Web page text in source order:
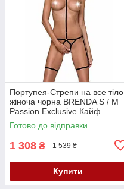
Портупея-Стрепи на все тіло
жіноча чорна BRENDA S / M
Passion Exclusive Кайф
Готово до відправки
1 308 ₴ 1 539 ₴
Купити